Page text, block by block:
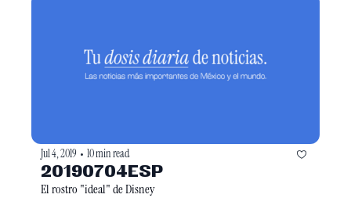
Jul 4, 2019 • 10 min read
20190704ESP
El rostro "ideal" de Disney